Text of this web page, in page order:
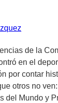
de la
en el
por contar
otros no
del Mundo y